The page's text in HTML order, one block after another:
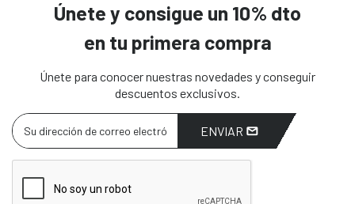
Únete y consigue un 10% dto
en tu primera compra
Únete para conocer nuestras novedades y conseguir
descuentos exclusivos.
ENVIAR